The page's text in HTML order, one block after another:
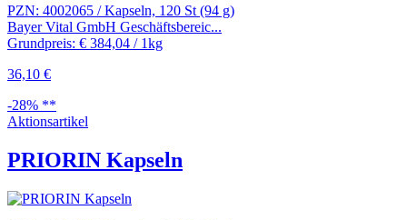
PZN: 4002065 / Kapseln, 120 St (94 g)
Bayer Vital GmbH Geschäftsbereic...
Grundpreis: € 384,04 / 1kg
36,10 €
-28% **
Aktionsartikel
PRIORIN Kapseln